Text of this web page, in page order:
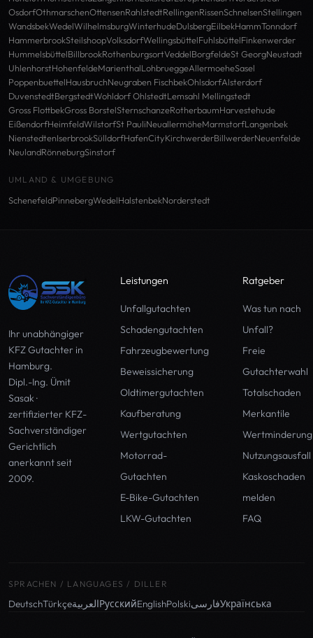
OsdorfOthmarschenOttensenRahlstedtRellingenRissenSchnelsenStellingen
WandsbekWedelWilhelmsburgWinterhudeDulsbergEilbekHammTonndorf
HammerbrookSteilshoopVolksdorfWellingsbüttelFuhlsbüttelFinkenwerder
HummelsbüttelBillbrookRothenburgsortVeddelBorgfeldeSt GeorgNeustadt
UhlenhorstHohenfeldeMarienthalLohbrueggeAllermoeheSasel
PoppenbuettelHausbruchNeugraben FischbekOhlsdorfAlsterdorf
DuvenstedtBergstedtWohldorf OhlstedtLemsahl Mellingstedt
Gross FlottbekGross BorstelSternschanzeRotherbaumHarvestehude
EißendorfHeimfeldWilstorfSt PauliNeuallermöheMarmstorfLangenbek
NienstedtenIserbrookSülldorfHafenCityKirchwerderBillwerderNeuenfelde
NeulandRönneburgSinstorf
UMLAND & UMGEBUNG
SchenefeldPinnebergWedelHalstenbekNorderstedt
Ihr unabhängiger
KFZ Gutachter in
Hamburg.
Dipl.-Ing. Ümit
Sasak ·
zertifizierter KFZ-
Sachverständiger
Gerichtlich
anerkannt seit
2009.
Leistungen
Unfallgutachten
Schadengutachten
Fahrzeugbewertung
Beweissicherung
Oldtimergutachten
Kaufberatung
Wertgutachten
Motorrad-
Gutachten
E-Bike-Gutachten
LKW-Gutachten
Ratgeber
Was tun nach
Unfall?
Freie
Gutachterwahl
Totalschaden
Merkantile
Wertminderung
Nutzungsausfall
Kaskoschaden
melden
FAQ
SPRACHEN / LANGUAGES / DILLER
DeutschTürkçeالعربيةРусскийEnglishPolskiفارسیУкраїнська